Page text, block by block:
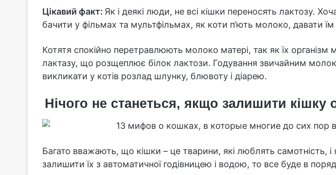
Цікавий факт: Як і деякі люди, не всі кішки переносять лактозу.
бачити у фільмах та мультфільмах, як коти п’ють молоко, давати
Котятя спокійно перетравлюють молоко матері, так як їх організм
лактазу, що розщеплює білок лактози. Годування звичайним
викликати у котів розлад шлунку, блювоту і діарею.
Нічого не станеться, якщо залишити кішку
Багато вважають, що кішки – це тварини, які люблять самотність,
залишити їх з автоматичної годівницею і водою, то все буде в